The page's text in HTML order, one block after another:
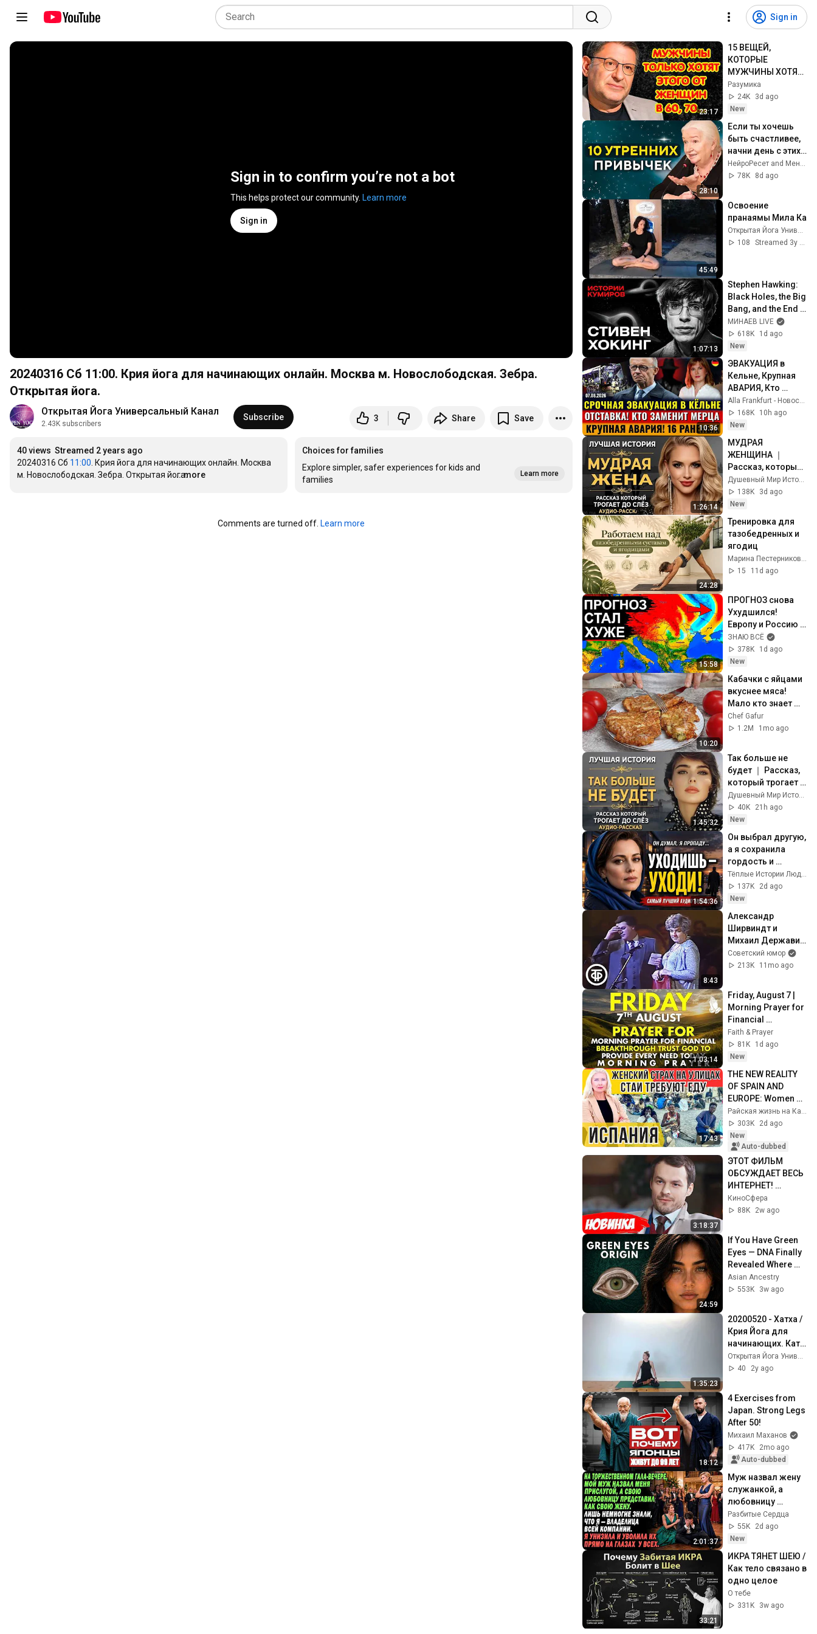
Sign in
Sign in to confirm you’re not a bot
This helps protect our community. Learn more
Sign in
20240316 Сб 11:00. Крия йога для начинающих онлайн. Москва м. Новослободская. Зебра.
Открытая йога.
Открытая Йога Универсальный Канал
2.43K subscribers
Subscribe 3 Share Save
40 views Streamed 2 years ago
20240316 Сб 11:00 . Крия йога для начинающих онлайн. Москва
м. Новослободская. Зебра. Открытая йога....more
Choices for families
Explore simpler, safer experiences for kids and
families
Learn more
Comments are turned off. Learn more
23:17
15 ВЕЩЕЙ,
КОТОРЫЕ
МУЖЧИНЫ ХОТЯТ
ОТ ЖЕНЩИНЫ
ПОСЛЕ 60–70 ЛЕТ
Михаил
Разумика
24K
3d ago
New
28:10
Если ты хочешь
быть счастливее,
начни день с этих
10 привычек |
Татьяна
НейроРесет and Ментальное Долголетие
78K
8d ago
45:49
Освоение
пранаямы Мила Ка
Открытая Йога Универсальный Канал
108
Streamed 3y ago
1:07:13
Stephen Hawking:
Black Holes, the Big
Bang, and the End
of the Universe /
Idol Stories /
MINAEV
МИНАЕВ LIVE
618K
1d ago
New
10:36
ЭВАКУАЦИЯ в
Кельне, Крупная
АВАРИЯ, Кто
ЗАМЕНИТ Мерца,
Паспорт США ДЛЯ
РАБОВ, Новости
168K
10h ago
New
1:26:14
МУДРАЯ
ЖЕНЩИНА ｜
Рассказ, который
трогает до
глубины души.
Очень сильная
рассказ.
138K
3d ago
New
24:28
Тренировка для
тазобедренных и
15
11d ago
15:58
ПРОГНОЗ снова
Ухудшился!
Европу и Россию
ждут резкие
перемены. Новый
удар на подходе
ЗНАЮ ВСЁ
378K
1d ago
New
10:20
Кабачки с яйцами
вкуснее мяса!
Мало кто знает
секрет! Бабушка
научила готовить
Chef Gafur
1.2M
1mo ago
1:45:32
Так больше не
будет ｜ Рассказ,
который трогает
до глубины души.
Очень сильная
история ｜
Аудиорассказ
Душевный Мир Историй
40K
21h ago
New
1:54:36
Он выбрал другую,
а я сохранила
гордость и
отпустила его
Тёплые Истории Людей
137K
2d ago
New
8:43
Александр
Ширвиндт и
Михаил Державин
"Иностранка"
("Островитянка с
(1986)
Советский юмор
213K
11mo ago
1:03:14
Friday, August 7 |
Morning Prayer for
Financial
Breakthrough |
Trust God to
Provide Every Need
Faith & Prayer
81K
1d ago
New
17:43
THE NEW REALITY
OF SPAIN AND
EUROPE: Women
are AFRAID here!
Will the Canary
Islands repeat this
n...
Райская жизнь на Канарах
303K
2d ago
New
Auto-dubbed
3:18:37
ЭТОТ ФИЛЬМ
ОБСУЖДАЕТ ВЕСЬ
ИНТЕРНЕТ!
СМОТРЕТЬ ВСЕМ! |
Мой милый
КиноCфера
88K
2w ago
24:59
If You Have Green
Eyes — DNA Finally
Revealed Where
They Really Come
From
Asian Ancestry
553K
3w ago
1:35:23
20200520 - Хатха /
Крия Йога для
начинающих. Катя
Карани.
Открытая Йога Универсальный Канал
40
2y ago
18:12
4 Exercises from
Japan. Strong Legs
After 50!
Михаил Маханов
417K
2mo ago
Auto-dubbed
2:01:37
Муж назвал жену
служанкой, а
любовницу
представил
супругой — но
вскоре потерял
Разбитые Сердца
55K
2d ago
New
33:21
ИКРА ТЯНЕТ ШЕЮ /
Как тело связано в
одно целое
О тебе
331K
3w ago